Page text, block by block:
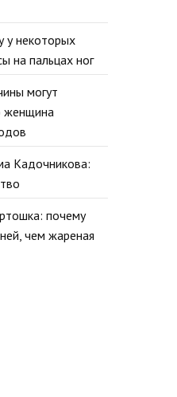
у некоторых
на пальцах ног
могут
женщина
Кадочникова:
почему
чем жареная